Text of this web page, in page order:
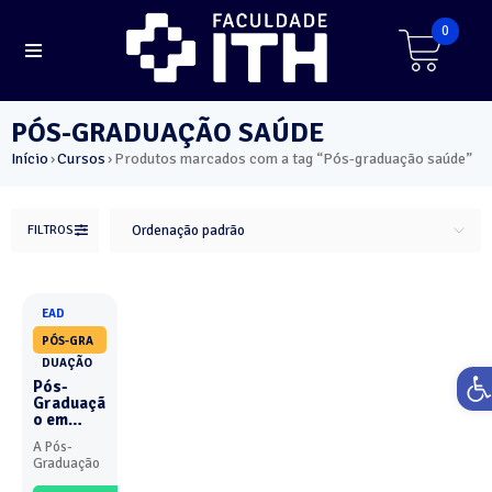
0
PÓS-GRADUAÇÃO SAÚDE
Início›Cursos›Produtos marcados com a tag “Pós-graduação saúde”
FILTROS Ordenação padrão
EAD
PÓS-GRA
DUAÇÃO
Pós-
Graduaçã
o em
Seguranç
a do
Paciente
e
A Pós-
Graduação